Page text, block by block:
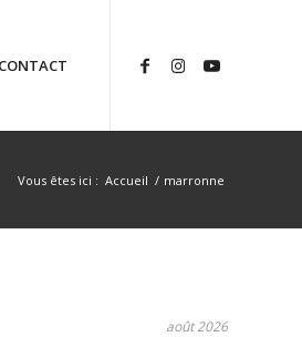
CONTACT
Vous êtes ici : Accueil / marronne
août 2026